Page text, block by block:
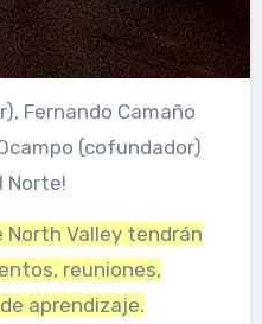
Fernando Camaño
(cofundador)
Norte!
Valley tendrán
reuniones,
aprendizaje.